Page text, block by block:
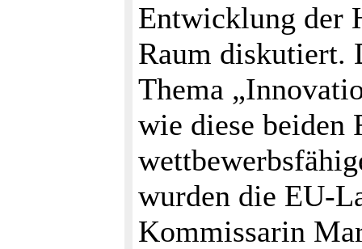
Entwicklung der
Raum diskutiert.
Thema
wie diese beiden
wurden die EU-
Kommissarin